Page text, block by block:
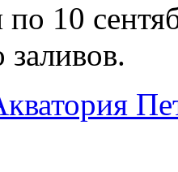
по 10
заливов.